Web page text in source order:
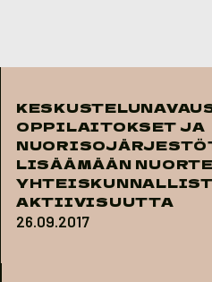
OPPILAITOKSET JA
LISÄÄMÄÄN
AKTIIVISUUTTA
26.09.2017